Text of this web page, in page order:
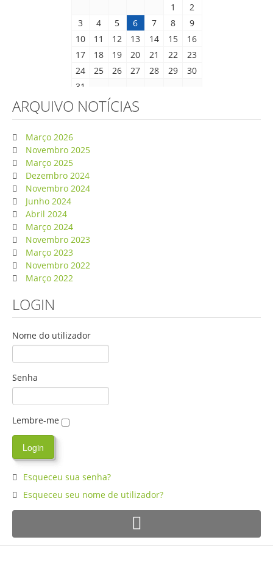
1
2
3
4 5 6 7 8
9
10
11 12 13 14 15
16
17
18 19 20 21 22
23
24
25 26 27 28 29
30
31
ARQUIVO NOTÍCIAS
Março 2026
Novembro 2025
Março 2025
Dezembro 2024
Novembro 2024
Junho 2024
Abril 2024
Março 2024
Novembro 2023
Março 2023
Novembro 2022
Março 2022
LOGIN
Nome do utilizador
Senha
Lembre-me
Esqueceu sua senha?
Esqueceu seu nome de utilizador?